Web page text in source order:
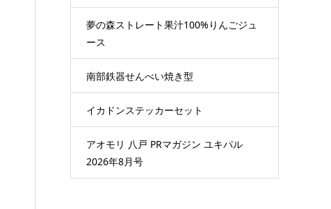
夢の森ストレート果汁100%りんごジュ
ース
南部鉄器せんべい焼き型
イカドンステッカーセット
アオモリ 八戸 PRマガジン ユキパル
2026年8月号